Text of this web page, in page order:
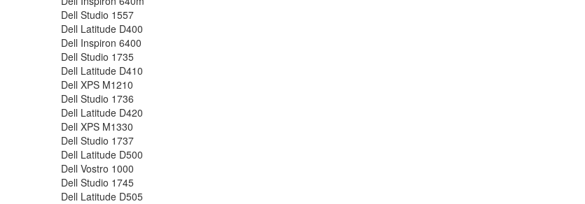
Dell Studio 1557
Dell Latitude D400
Dell Inspiron 6400
Dell Studio 1735
Dell Latitude D410
Dell XPS M1210
Dell Studio 1736
Dell Latitude D420
Dell XPS M1330
Dell Studio 1737
Dell Latitude D500
Dell Vostro 1000
Dell Studio 1745
Dell Latitude D505